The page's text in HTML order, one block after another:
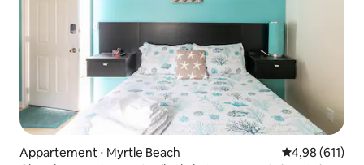
Appartement ⋅ Myrtle Beach Évaluation
4,98 (611)